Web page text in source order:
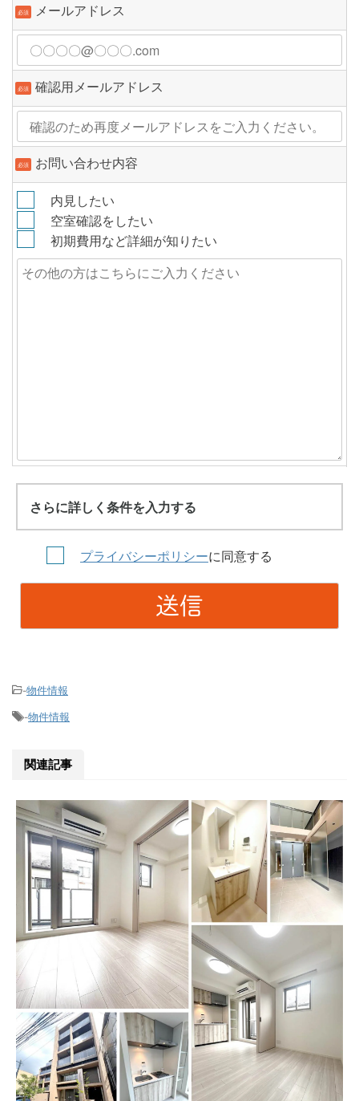
必須 メールアドレス
必須 確認用メールアドレス
必須 お問い合わせ内容
内見したい
空室確認をしたい
初期費用など詳細が知りたい
さらに詳しく条件を入力する
プライバシーポリシーに同意する
-物件情報
-物件情報
関連記事